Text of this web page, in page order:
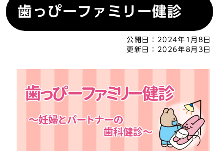
歯っぴーファミリー健診
公開日：
2024年1月8日
更新日：
2026年8月3日